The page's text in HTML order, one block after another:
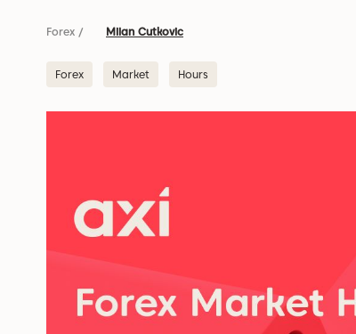
Forex / Milan Cutkovic
Forex Market Hours